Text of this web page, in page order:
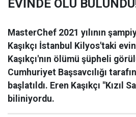
EVİNDE ÖLÜ
MasterChef 2021 yılının
Kaşıkçı İstanbul Kilyos'taki
Kaşıkçı'nın ölümü şüpheli
Cumhuriyet Başsavcılığı
başlatıldı. Eren Kaşıkçı "Kızıl
biliniyordu.